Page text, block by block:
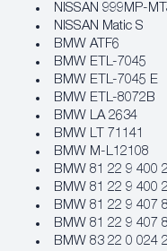
NISSAN 999MP-
NISSAN Matic S
BMW ATF6
BMW ETL-7045
BMW ETL-7045 E
BMW ETL-8072B
BMW LA 2634
BMW LT 71141
BMW M-L12108
BMW 81 22 9 400
BMW 81 22 9 400
BMW 81 22 9 407
BMW 81 22 9 407
BMW 83 22 0 024